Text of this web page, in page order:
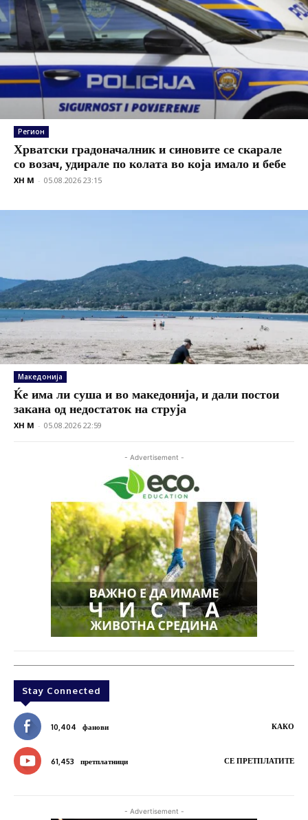
Регион
Хрватски градоначалник и синовите се скарале
со возач, удирале по колата во која имало и бебе
XH M - 05.08.2026 23:15
Македонија
Ќе има ли суша и во македонија, и дали постои
закана од недостаток на струја
XH M - 05.08.2026 22:59
- Advertisement -
Stay Connected
10,404 фанови КАКО
61,453 претплатници СЕ ПРЕТПЛАТИТЕ
- Advertisement -